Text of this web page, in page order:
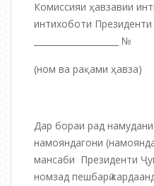
Комиссияи ҳавзавии
интихоботи
____________________ №
(ном ва рақами ҳавза)
Дар бораи рад
намояндагони
мансаби Президенти
номзад пешбарӣ